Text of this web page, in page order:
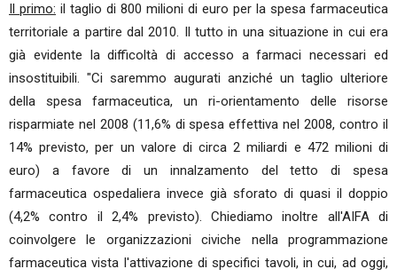
Il primo: il taglio di 800 milioni di euro per la spesa farmaceutica
territoriale a partire dal 2010. Il tutto in una situazione in cui era
già evidente la difficoltà di accesso a farmaci necessari ed
insostituibili. "Ci saremmo augurati anziché un taglio ulteriore
della spesa farmaceutica, un ri-orientamento delle risorse
risparmiate nel 2008 (11,6% di spesa effettiva nel 2008, contro il
14% previsto, per un valore di circa 2 miliardi e 472 milioni di
euro) a favore di un innalzamento del tetto di spesa
farmaceutica ospedaliera invece già sforato di quasi il doppio
(4,2% contro il 2,4% previsto). Chiediamo inoltre all'AIFA di
coinvolgere le organizzazioni civiche nella programmazione
farmaceutica vista l'attivazione di specifici tavoli, in cui, ad oggi,